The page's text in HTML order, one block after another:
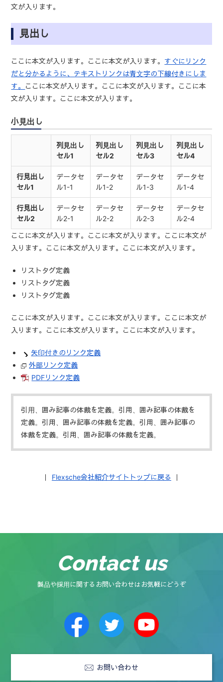
文が入ります。
見出し
ここに本文が入ります。ここに本文が入ります。 すぐにリンク
だと分かるように、テキストリンクは青文字の下線付きにしま
す。 ここに本文が入ります。ここに本文が入ります。ここに本
文が入ります。ここに本文が入ります。
小見出し
列見出し
セル1
列見出し
セル2
列見出し
セル3
列見出し
セル4
行見出し
セル1
データセ
ル1-1
データセ
ル1-2
データセ
ル1-3
データセ
ル1-4
行見出し
セル2
データセ
ル2-1
データセ
ル2-2
データセ
ル2-3
データセ
ル2-4
ここに本文が入ります。ここに本文が入ります。ここに本文が
入ります。ここに本文が入ります。ここに本文が入ります。
リストタグ定義
リストタグ定義
リストタグ定義
ここに本文が入ります。ここに本文が入ります。ここに本文が
入ります。ここに本文が入ります。ここに本文が入ります。
矢印付きのリンク定義
外部リンク定義
PDFリンク定義
引用、囲み記事の体裁を定義。引用、囲み記事の体裁を
定義。引用、囲み記事の体裁を定義。引用、囲み記事の
体裁を定義。引用、囲み記事の体裁を定義。
｜ Flexsche会社紹介サイトトップに戻る ｜
Contact us
製品や採用に関するお問い合わせはお気軽にどうぞ
お問い合わせ